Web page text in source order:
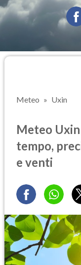
Meteo Uxin
Meteo
tempo,
e venti